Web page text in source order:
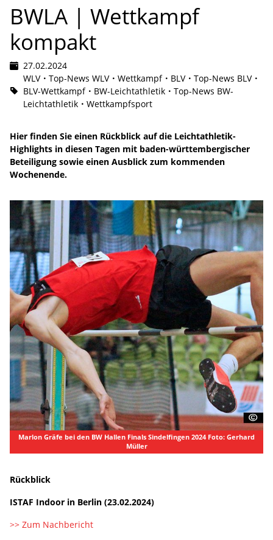
BWLA | Wettkampf
kompakt
27.02.2024
WLV
Top-News WLV Wettkampf BLV
Top-News BLV
BLV-Wettkampf
BW-Leichtathletik
Top-News BW-
Leichtathletik
Wettkampfsport
Hier finden Sie einen Rückblick auf die Leichtathletik-
Highlights in diesen Tagen mit baden-württembergischer
Beteiligung sowie einen Ausblick zum kommenden
Wochenende.
Marlon Gräfe bei den BW Hallen Finals Sindelfingen 2024 Foto: Gerhard
Müller
Rückblick
ISTAF Indoor in Berlin (23.02.2024)
>> Zum Nachbericht